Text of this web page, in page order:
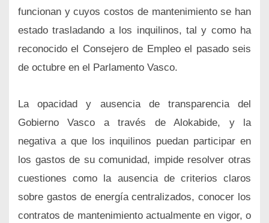
funcionan y cuyos costos de mantenimiento se han
estado trasladando a los inquilinos, tal y como ha
reconocido el Consejero de Empleo el pasado seis
de octubre en el Parlamento Vasco.
La opacidad y ausencia de transparencia del
Gobierno Vasco a través de Alokabide, y la
negativa a que los inquilinos puedan participar en
los gastos de su comunidad, impide resolver otras
cuestiones como la ausencia de criterios claros
sobre gastos de energía centralizados, conocer los
contratos de mantenimiento actualmente en vigor, o